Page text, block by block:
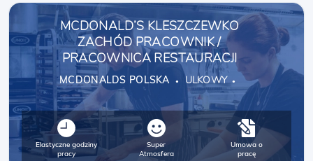
MCDONALD’S KLESZCZEWKO
ZACHÓD PRACOWNIK /
PRACOWNICA RESTAURACJI
MCDONALDS POLSKA ULKOWY
Elastyczne godziny
pracy
Super
Atmosfera
Umowa o
pracę